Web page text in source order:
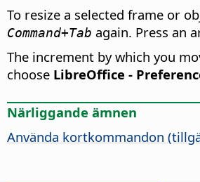
To resize a selected frame or
Command+Tab again. Press an
The increment by which you
choose LibreOffice -
Närliggande ämnen
Använda kortkommandon